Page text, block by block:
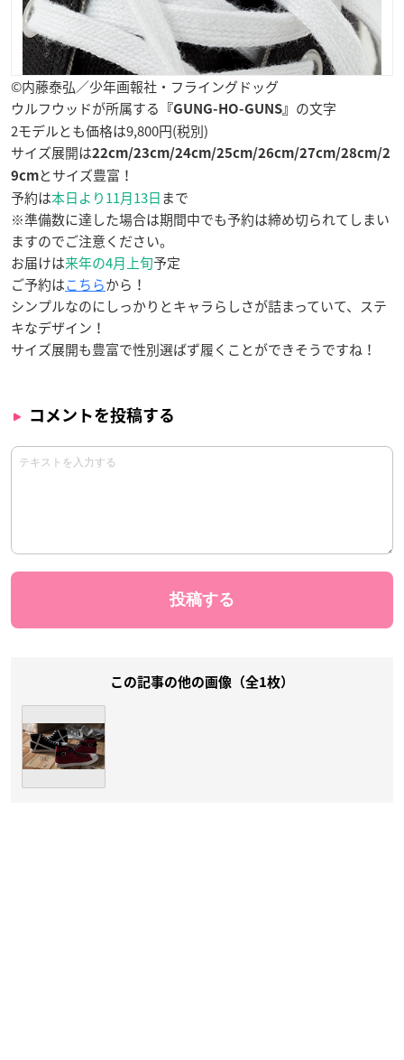
©内藤泰弘／少年画報社・フライングドッグ
ウルフウッドが所属する
『GUNG-HO-GUNS』 の文字
2モデルとも価格は9,800円(税別)
サイズ展開は22cm/23cm/24cm/25cm/26cm/27cm/28cm/2
9cmとサイズ豊富！
予約は本日より11月13日まで
※準備数に達した場合は期間中でも予約は締め切られてしまい
ますのでご注意ください。
お届けは来年の4月上旬予定
ご予約はこちらから！
シンプルなのにしっかりとキャラらしさが詰まっていて、ステ
キなデザイン！
サイズ展開も豊富で性別選ばず履くことができそうですね！
コメントを投稿する
この記事の他の画像（全1枚）